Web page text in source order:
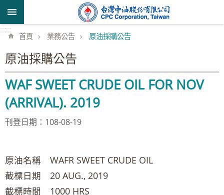
跳到主要內容區塊
::::::
首頁 業務公告 原油採購公告
原油採購公告
WAF SWEET CRUDE OIL FOR NOV
(ARRIVAL). 2019
刊登日期：108-08-19
原油名稱 WAFR SWEET CRUDE OIL
截標日期 20 AUG., 2019
截標時間 1000 HRS